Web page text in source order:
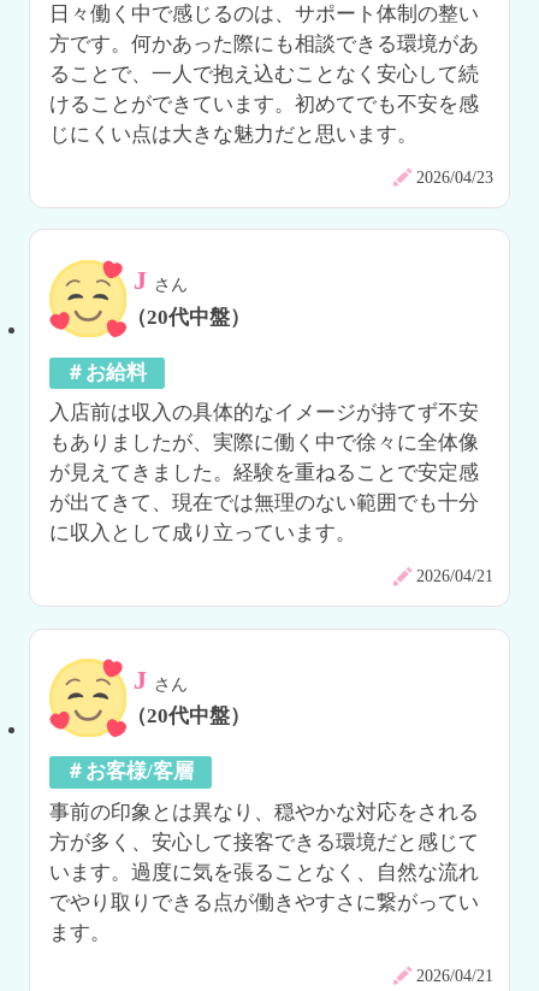
日々働く中で感じるのは、サポート体制の整い
方です。何かあった際にも相談できる環境があ
ることで、一人で抱え込むことなく安心して続
けることができています。初めてでも不安を感
じにくい点は大きな魅力だと思います。
2026/04/23
J さん
（20代中盤）
＃お給料
入店前は収入の具体的なイメージが持てず不安
もありましたが、実際に働く中で徐々に全体像
が見えてきました。経験を重ねることで安定感
が出てきて、現在では無理のない範囲でも十分
に収入として成り立っています。
2026/04/21
J さん
（20代中盤）
＃お客様/客層
事前の印象とは異なり、穏やかな対応をされる
方が多く、安心して接客できる環境だと感じて
います。過度に気を張ることなく、自然な流れ
でやり取りできる点が働きやすさに繋がってい
ます。
2026/04/21